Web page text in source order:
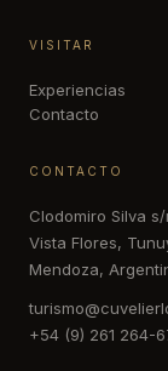
VISITAR
Experiencias
Contacto
CONTACTO
Clodomiro Silva s/
Vista Flores,
Mendoza,
+54 (9) 261 264-